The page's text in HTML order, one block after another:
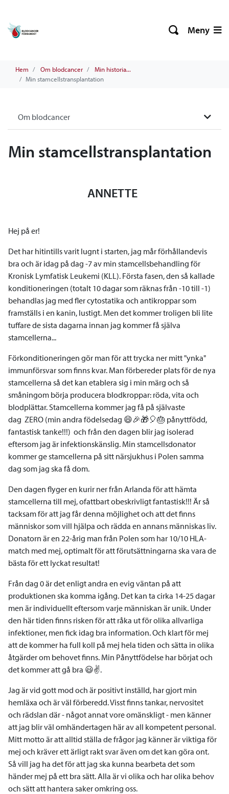
Meny
Hem Om blodcancer
Min historia...
Min stamcellstransplantation
Om blodcancer
Min stamcellstransplantation
ANNETTE
Hej på er!
Det har hitintills varit lugnt i starten, jag mår förhållandevis
bra och är idag på dag -7 av min stamcellsbehandling för
Kronisk Lymfatisk Leukemi (KLL). Första fasen, den så kallade
konditioneringen (totalt 10 dagar som räknas från -10 till -1)
behandlas jag med fler cytostatika och antikroppar som
framställs i en kanin, lustigt. Men det kommer troligen bli lite
tuffare de sista dagarna innan jag kommer få själva
stamcellerna...
Förkonditioneringen gör man för att trycka ner mitt "ynka"
immunförsvar som finns kvar. Man förbereder plats för de nya
stamcellerna så det kan etablera sig i min märg och så
småningom börja producera blodkroppar: röda, vita och
blodplättar. Stamcellerna kommer jag få på självaste
dag ZERO (min andra födelsedag 😄🎉🎁🎈🎂 pånyttfödd,
fantastisk tanke!!!) och från den dagen blir jag isolerad
eftersom jag är infektionskänslig. Min stamcellsdonator
kommer ge stamcellerna på sitt närsjukhus i Polen samma
dag som jag ska få dom.
Den dagen flyger en kurir ner från Arlanda för att hämta
stamcellerna till mej, ofattbart obeskrivligt fantastisk!!! Är så
tacksam för att jag får denna möjlighet och att det finns
människor som vill hjälpa och rädda en annans människas liv.
Donatorn är en 22-årig man från Polen som har 10/10 HLA-
match med mej, optimalt för att förutsättningarna ska vara de
bästa för ett lyckat resultat!
Från dag 0 är det enligt andra en evig väntan på att
produktionen ska komma igång. Det kan ta cirka 14-25 dagar
men är individuellt eftersom varje människan är unik. Under
den här tiden finns risken för att råka ut för olika allvarliga
infektioner, men fick idag bra information. Och klart för mej
att de kommer ha full koll på mej hela tiden och sätta in olika
åtgärder om behovet finns. Min Pånyttfödelse har börjat och
det kommer att gå bra 😃✌️.
Jag är vid gott mod och är positivt inställd, har gjort min
hemläxa och är väl förberedd. Visst finns tankar, nervositet
och rädslan där - något annat vore omänskligt - men känner
att jag blir väl omhändertagen här av all kompetent personal.
Mitt motto är att alltid ställa de frågor jag känner är viktiga för
mej och kräver ett ärligt rakt svar även om det kan göra ont.
Så vill jag ha det för att jag ska kunna bearbeta det som
händer mej på ett bra sätt. Alla är vi olika och har olika behov
och sätt att hantera saker omkring oss.